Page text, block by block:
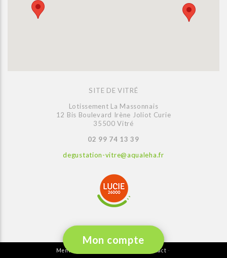
Mon compte
SITE DE VITRÉ
Lotissement La Massonnais
12 Bis Boulevard Irène Joliot Curie
35500 Vitré
02 99 74 13 39
degustation-vitre@aqualeha.fr
Mentions légales Contact